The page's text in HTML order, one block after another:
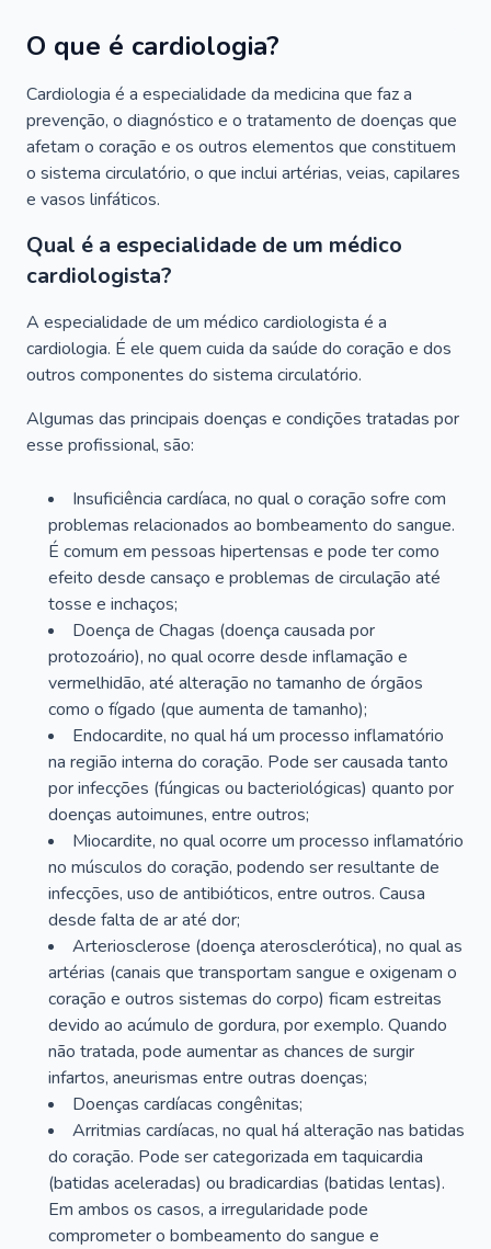
O que é cardiologia?
Cardiologia é a especialidade da medicina que faz a
prevenção, o diagnóstico e o tratamento de doenças que
afetam o coração e os outros elementos que constituem
o sistema circulatório, o que inclui artérias, veias, capilares
e vasos linfáticos.
Qual é a especialidade de um médico
cardiologista?
A especialidade de um médico cardiologista é a
cardiologia. É ele quem cuida da saúde do coração e dos
outros componentes do sistema circulatório.
Algumas das principais doenças e condições tratadas por
esse profissional, são:
Insuficiência cardíaca, no qual o coração sofre com
problemas relacionados ao bombeamento do sangue.
É comum em pessoas hipertensas e pode ter como
efeito desde cansaço e problemas de circulação até
tosse e inchaços;
Doença de Chagas (doença causada por
protozoário), no qual ocorre desde inflamação e
vermelhidão, até alteração no tamanho de órgãos
como o fígado (que aumenta de tamanho);
Endocardite, no qual há um processo inflamatório
na região interna do coração. Pode ser causada tanto
por infecções (fúngicas ou bacteriológicas) quanto por
doenças autoimunes, entre outros;
Miocardite, no qual ocorre um processo inflamatório
no músculos do coração, podendo ser resultante de
infecções, uso de antibióticos, entre outros. Causa
desde falta de ar até dor;
Arteriosclerose (doença aterosclerótica), no qual as
artérias (canais que transportam sangue e oxigenam o
coração e outros sistemas do corpo) ficam estreitas
devido ao acúmulo de gordura, por exemplo. Quando
não tratada, pode aumentar as chances de surgir
infartos, aneurismas entre outras doenças;
Doenças cardíacas congênitas;
Arritmias cardíacas, no qual há alteração nas batidas
do coração. Pode ser categorizada em taquicardia
(batidas aceleradas) ou bradicardias (batidas lentas).
Em ambos os casos, a irregularidade pode
comprometer o bombeamento do sangue e